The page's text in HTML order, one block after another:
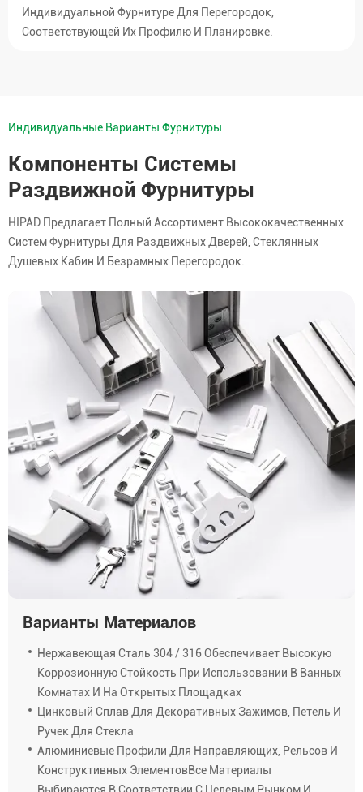
Индивидуальной Фурнитуре Для Перегородок,
Соответствующей Их Профилю И Планировке.
Индивидуальные Варианты Фурнитуры
Компоненты Системы
Раздвижной Фурнитуры
HIPAD Предлагает Полный Ассортимент Высококачественных
Систем Фурнитуры Для Раздвижных Дверей, Стеклянных
Душевых Кабин И Безрамных Перегородок.
Варианты Материалов
Нержавеющая Сталь 304 / 316 Обеспечивает Высокую
Коррозионную Стойкость При Использовании В Ванных
Комнатах И На Открытых Площадках
Цинковый Сплав Для Декоративных Зажимов, Петель И
Ручек Для Стекла
Алюминиевые Профили Для Направляющих, Рельсов И
Конструктивных ЭлементовВсе Материалы